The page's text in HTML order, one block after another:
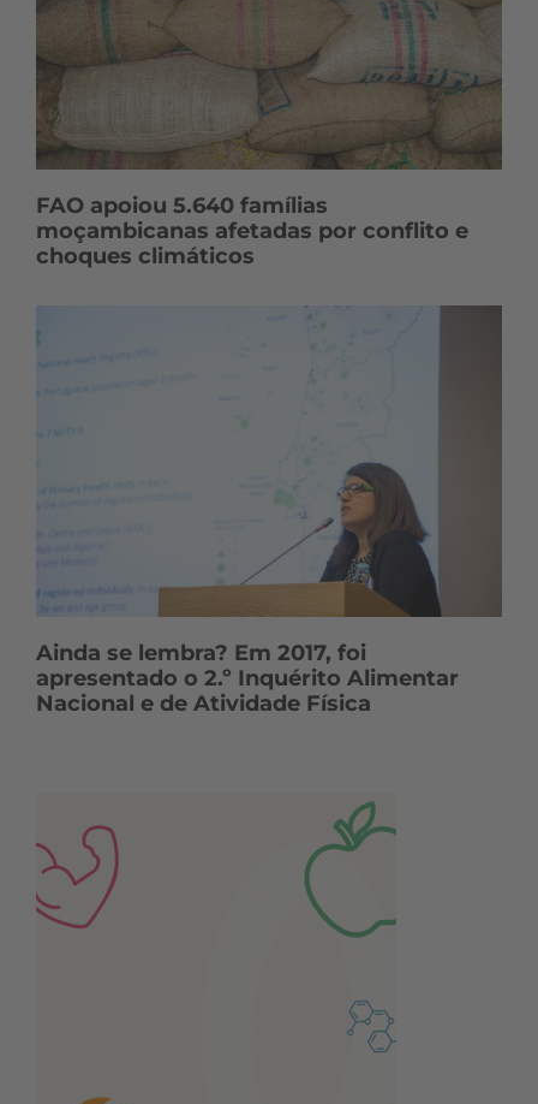
FAO apoiou 5.640 famílias
moçambicanas afetadas por conflito e
choques climáticos
Ainda se lembra? Em 2017, foi
apresentado o 2.º Inquérito Alimentar
Nacional e de Atividade Física